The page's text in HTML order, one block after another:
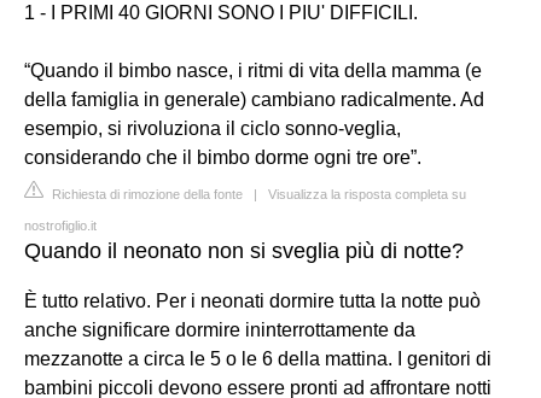
1 - I PRIMI 40 GIORNI SONO I PIU' DIFFICILI.
“Quando il bimbo nasce, i ritmi di vita della mamma (e
della famiglia in generale) cambiano radicalmente. Ad
esempio, si rivoluziona il ciclo sonno-veglia,
considerando che il bimbo dorme ogni tre ore”.
Richiesta di rimozione della fonte | Visualizza la risposta completa su
nostrofiglio.it
Quando il neonato non si sveglia più di notte?
È tutto relativo. Per i neonati dormire tutta la notte può
anche significare dormire ininterrottamente da
mezzanotte a circa le 5 o le 6 della mattina. I genitori di
bambini piccoli devono essere pronti ad affrontare notti